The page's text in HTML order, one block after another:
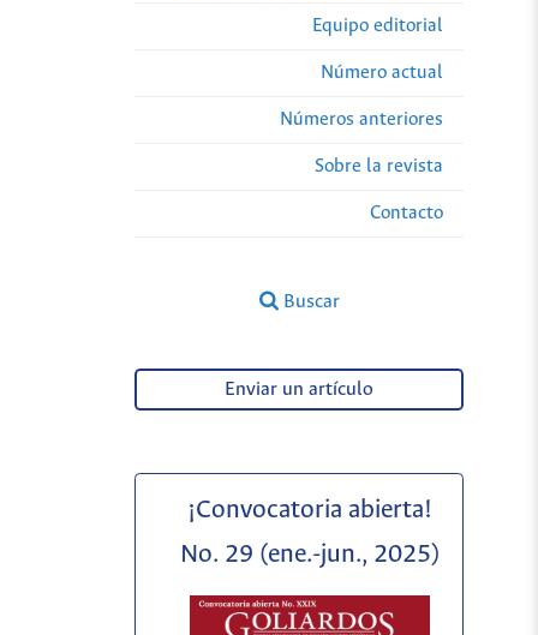
Equipo editorial
Número actual
Números anteriores
Sobre la revista
Contacto
Buscar
Enviar un artículo
¡Convocatoria abierta!
No. 29 (ene.-jun., 2025)